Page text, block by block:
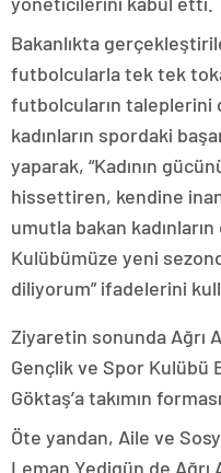
Bakanlıkta
futbolcularla tek tek
futbolcuların taleplerini
kadınların spordaki
yaparak, “Kadının
hissettiren, kendine
umutla bakan
Kulübümüze yeni
diliyorum” ifadelerini
Ziyaretin sonunda Ağrı
Gençlik ve Spor Kulübü
Göktaş’a takımın
Öte yandan, Aile ve
Leman Yedigün de